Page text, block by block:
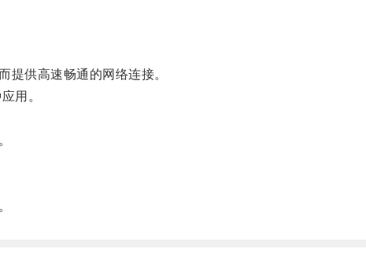
供高速畅通的网络连接。
用。